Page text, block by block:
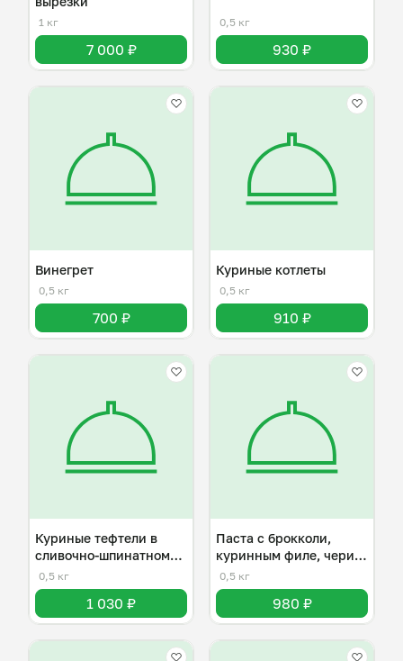
1 кг
7 000 ₽
0,5 кг
930 ₽
Винегрет
0,5 кг
700 ₽
Куриные котлеты
0,5 кг
910 ₽
Куриные тефтели в
сливочно-шпинатном
соусе
0,5 кг
1 030 ₽
Паста с брокколи,
куринным филе, чери и
пармезаном
0,5 кг
980 ₽